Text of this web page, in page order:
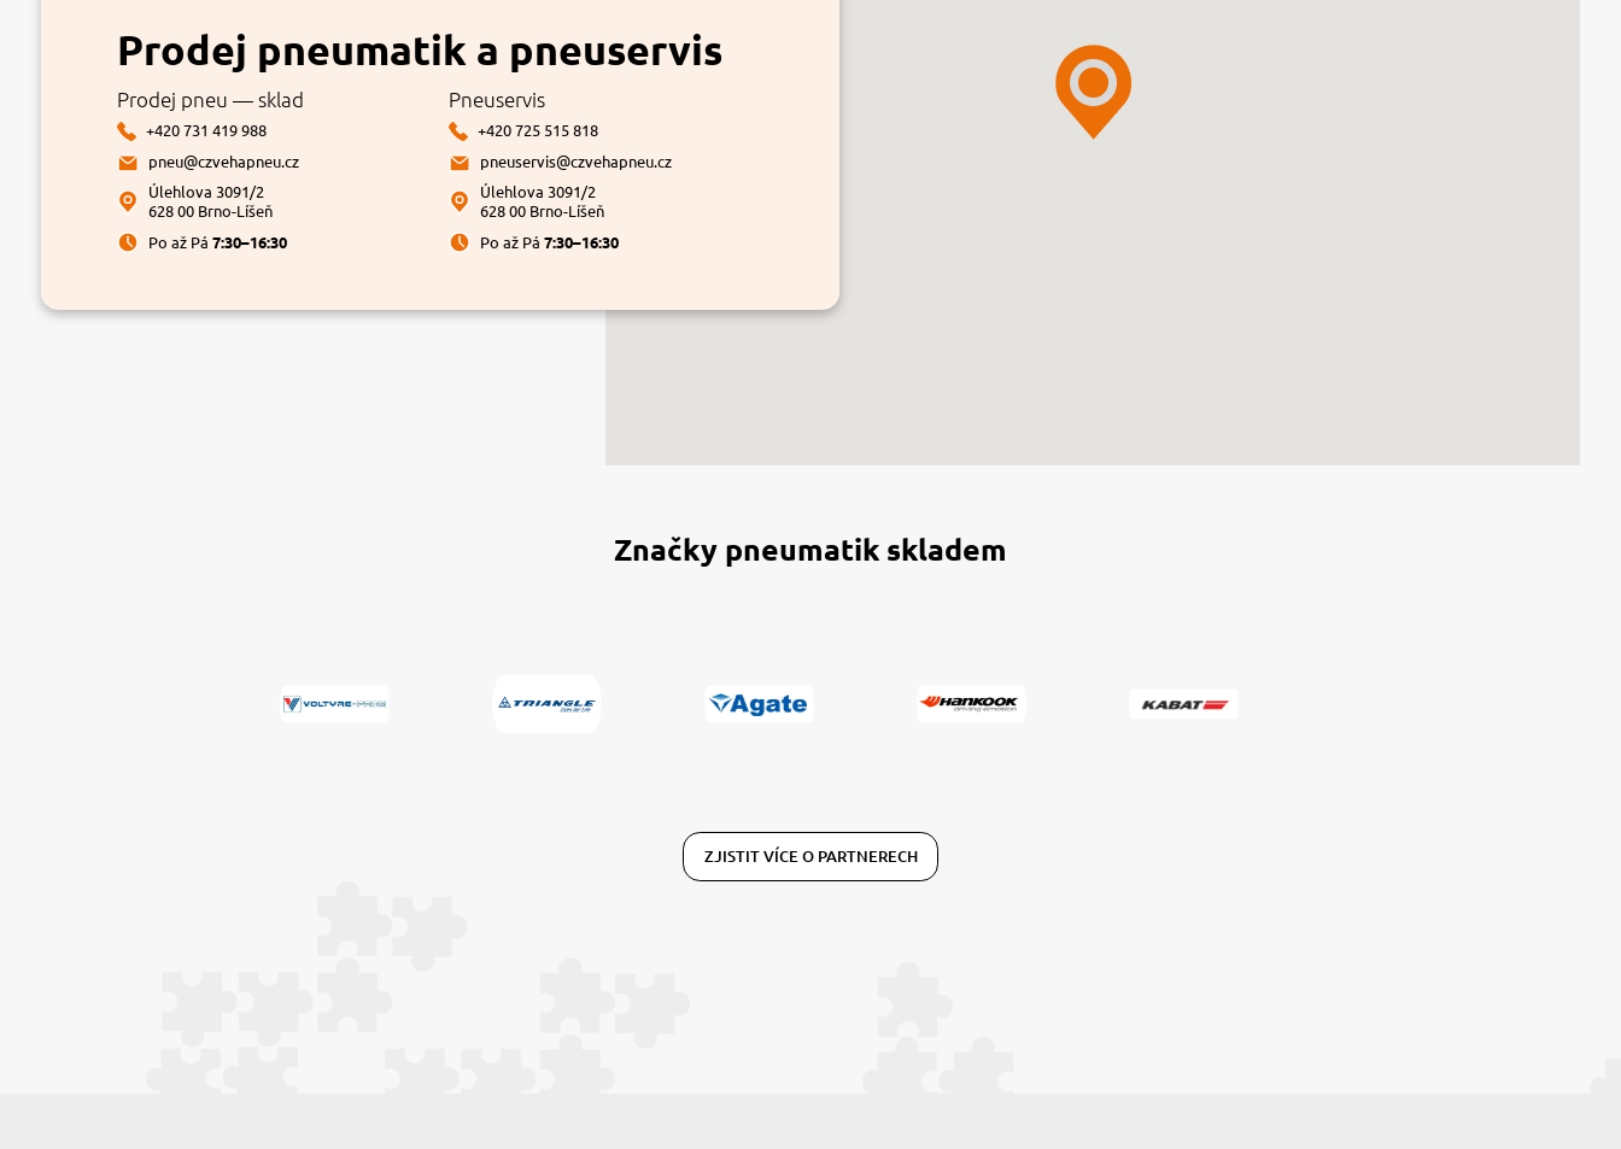
Prodej pneumatik a pneuservis
Prodej pneu — sklad
+420 731 419 988
pneu@czvehapneu.cz
Úlehlova 3091/2
628 00 Brno-Líšeň
Po až Pá 7:30–16:30
Pneuservis
+420 725 515 818
pneuservis@czvehapneu.cz
Úlehlova 3091/2
628 00 Brno-Líšeň
Po až Pá7:30–16:30
Značky pneumatik skladem
ZJISTIT VÍCE O PARTNERECH